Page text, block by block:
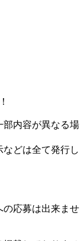
内容が異なる場
どは全て発行し
応募は出来ませ